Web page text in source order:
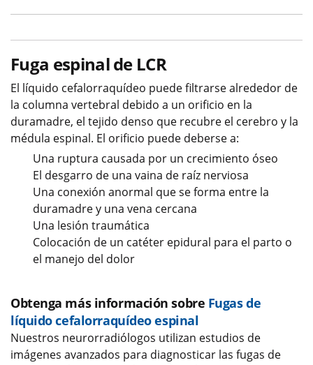
Fuga espinal de LCR
El líquido cefalorraquídeo puede filtrarse alrededor de
la columna vertebral​​​​​​​ debido a un orificio en la
duramadre, el tejido denso que recubre el cerebro y la
médula espinal. El orificio puede deberse a:
Una ruptura causada por un crecimiento óseo
El desgarro de una vaina de raíz nerviosa
Una conexión anormal que se forma entre la
duramadre y una vena cercana
Una lesión traumática
Colocación de un catéter epidural para el parto o
el manejo del dolor
Obtenga más información sobre Fugas de
líquido cefalorraquídeo espinal
Nuestros neurorradiólogos utilizan estudios de
imágenes avanzados para diagnosticar las fugas de